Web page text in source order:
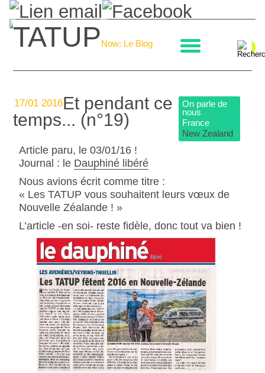
La boulangerie
TATUPNow: Le Blog
On parle de
nous
France
New Zealand
17/01 2016Et pendant ce
temps... (n°19)
Article paru, le 03/01/16 !
Journal : le Dauphiné libéré
Nous avions écrit comme titre :
« Les TATUP vous souhaitent leurs vœux de
Nouvelle Zéalande ! »
L’article -en soi- reste fidèle, donc tout va bien !